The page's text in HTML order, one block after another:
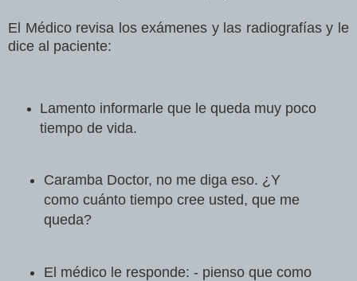
El Médico revisa los exámenes y las radiografías y le
dice al paciente:
Lamento informarle que le queda muy poco
tiempo de vida.
Caramba Doctor, no me diga eso. ¿Y
como cuánto tiempo cree usted, que me
queda?
El médico le responde: - pienso que como